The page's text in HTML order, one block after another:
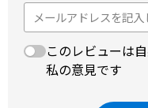
このレビューは
私の意見です